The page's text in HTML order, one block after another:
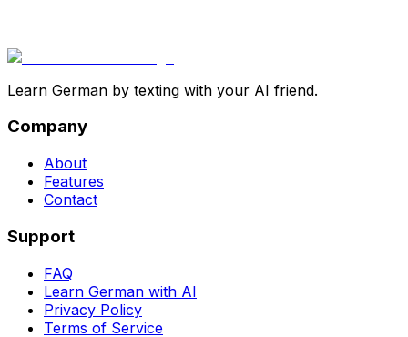
Learn German by texting with your AI friend.
Company
About
Features
Contact
Support
FAQ
Learn German with AI
Privacy Policy
Terms of Service